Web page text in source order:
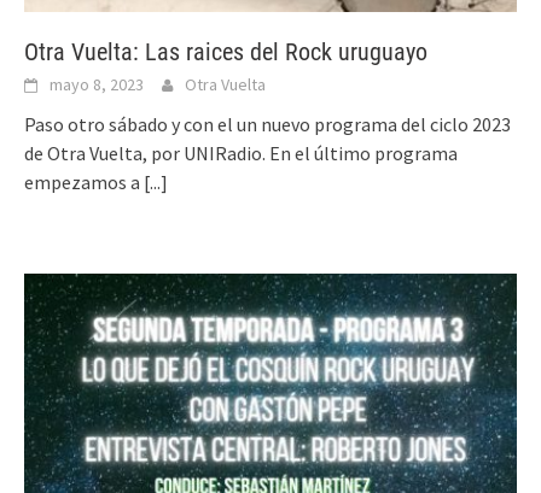
Otra Vuelta: Las raices del Rock uruguayo
mayo 8, 2023 Otra Vuelta
Paso otro sábado y con el un nuevo programa del ciclo 2023
de Otra Vuelta, por UNIRadio. En el último programa
empezamos a [...]